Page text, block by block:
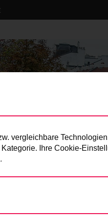
vergleichbare
Ihre Cookie-